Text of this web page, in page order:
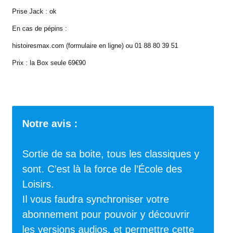
Prise Jack : ok
En cas de pépins :
histoiresmax.com (formulaire en ligne) ou 01 88 80 39 51
Prix : la Box seule 69€90
Notre avis :
Sortie de sa boite, tous les classiques y
sont. C’est là la force de l’École des
Loisirs.
Il vous faudra synchroniser votre
abonnement pour pouvoir y découvrir
les versions audios, et permettre cette